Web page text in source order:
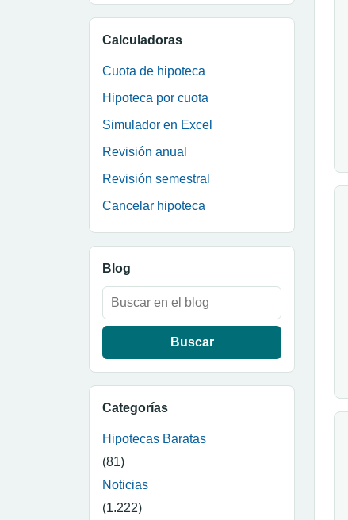
Calculadoras
Cuota de hipoteca
Hipoteca por cuota
Simulador en Excel
Revisión anual
Revisión semestral
Cancelar hipoteca
Blog
Buscar:
Categorías
Hipotecas Baratas
(81)
Noticias
(1.222)